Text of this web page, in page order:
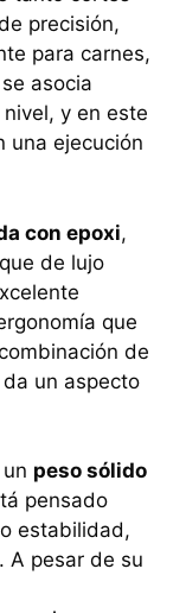
precisión,
para carnes,
asocia
y en este
una ejecución
con epoxi,
de lujo
que
de
un aspecto
peso sólido
pensado
estabilidad,
A pesar de su